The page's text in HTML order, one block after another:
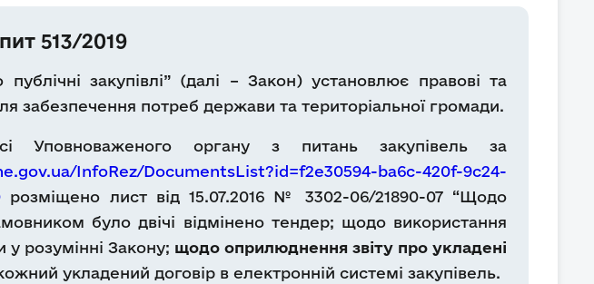
513/2019
закупівлі” (далі – Закон) установлює правові та
забезпечення потреб держави та територіальної громади.
Уповноваженого органу з питань закупівель за
InfoRez/DocumentsList?id=f2e30594-ba6c-420f-9c24-
розміщено лист від 15.07.2016 № 3302-06/21890-07 “Щодо
було двічі відмінено тендер; щодо використання
у розумінні Закону; щодо оприлюднення звіту про укладені
укладений договір в електронній системі закупівель.